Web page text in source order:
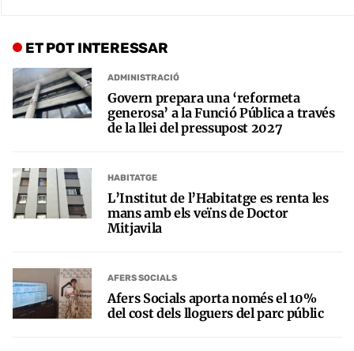
ET POT INTERESSAR
ADMINISTRACIÓ
Govern prepara una ‘reformeta
generosa’ a la Funció Pública a través
de la llei del pressupost 2027
HABITATGE
L’Institut de l’Habitatge es renta les
mans amb els veïns de Doctor
Mitjavila
AFERS SOCIALS
Afers Socials aporta només el 10%
del cost dels lloguers del parc públic